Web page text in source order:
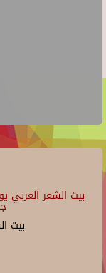
بيت الشعر العربي
بيت